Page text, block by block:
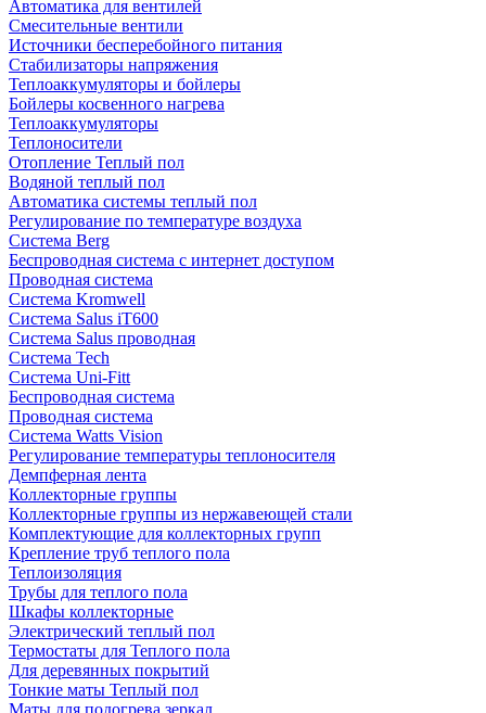
Автоматика для вентилей
Смесительные вентили
Источники бесперебойного питания
Стабилизаторы напряжения
Теплоаккумуляторы и бойлеры
Бойлеры косвенного нагрева
Теплоаккумуляторы
Теплоносители
Отопление Теплый пол
Водяной теплый пол
Автоматика системы теплый пол
Регулирование по температуре воздуха
Система Berg
Беспроводная система с интернет доступом
Проводная система
Система Kromwell
Система Salus iT600
Система Salus проводная
Система Tech
Система Uni-Fitt
Беспроводная система
Проводная система
Система Watts Vision
Регулирование температуры теплоносителя
Демпферная лента
Коллекторные группы
Коллекторные группы из нержавеющей стали
Комплектующие для коллекторных групп
Крепление труб теплого пола
Теплоизоляция
Трубы для теплого пола
Шкафы коллекторные
Электрический теплый пол
Термостаты для Теплого пола
Для деревянных покрытий
Тонкие маты Теплый пол
Маты для подогрева зеркал